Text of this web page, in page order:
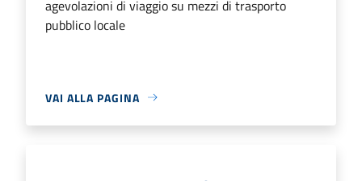
agevolazioni di viaggio su mezzi di trasporto
pubblico locale
VAI ALLA PAGINA